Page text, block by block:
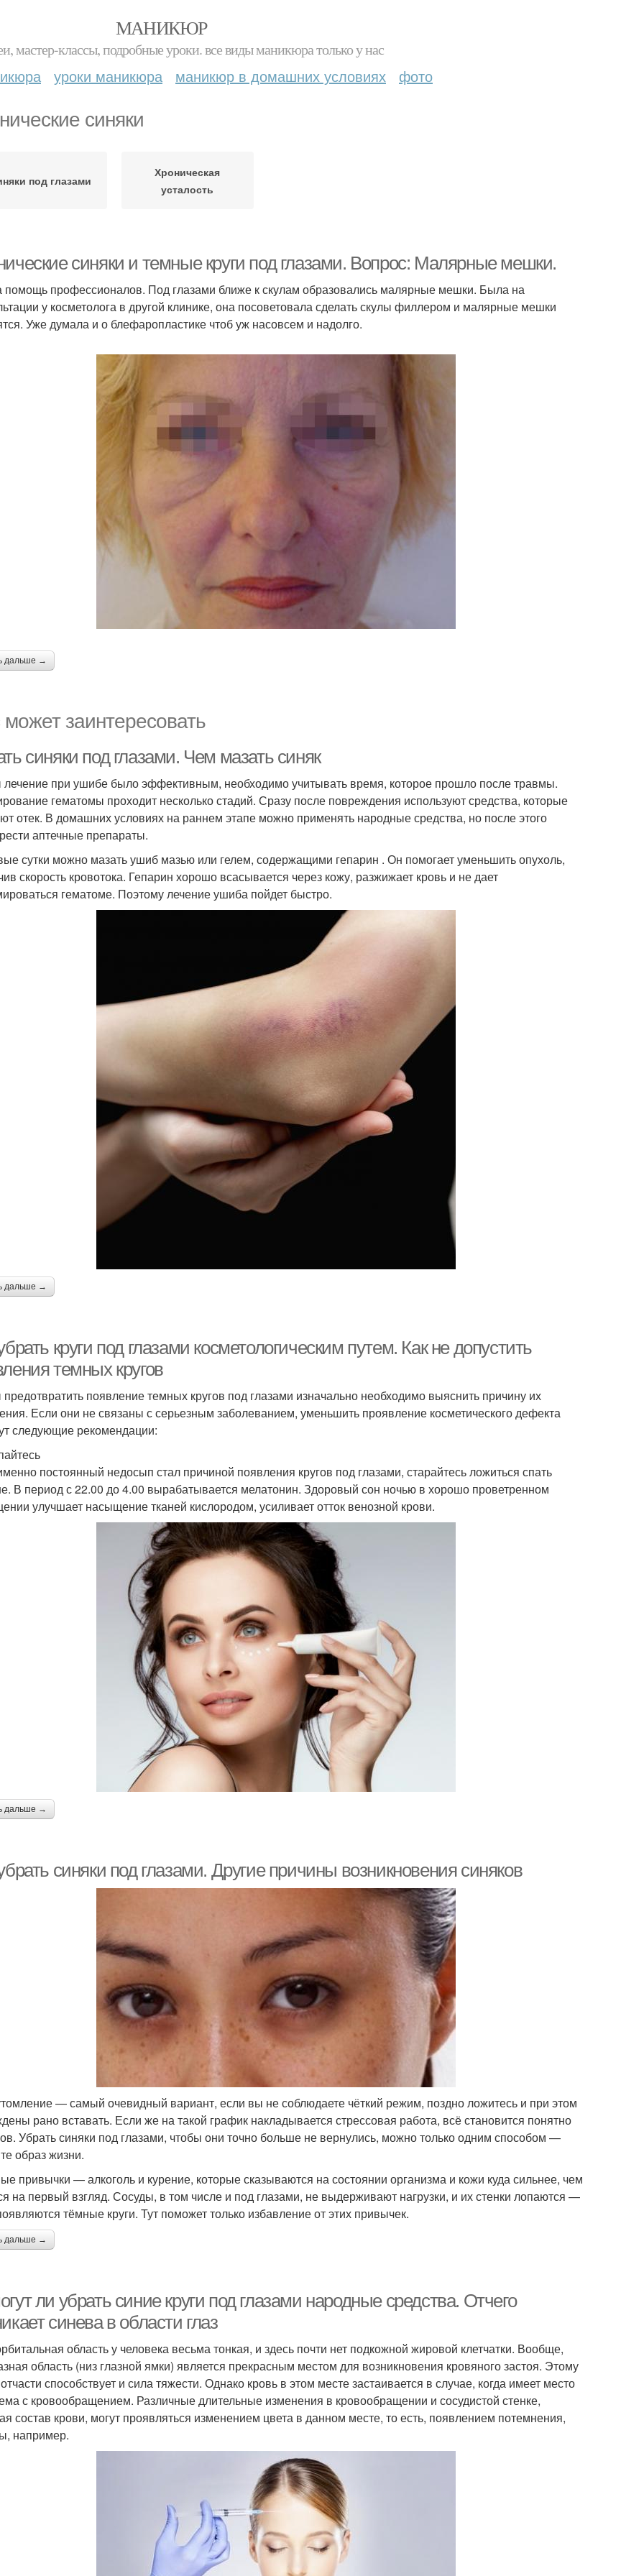
МАНИКЮР
мастер-классы, подробные уроки. все виды маникюра только у нас
уроки маникюра маникюр в домашних условиях фото
синяки
под глазами
Хроническая
усталость
синяки и темные круги под глазами. Вопрос: Малярные мешки.
помощь профессионалов. Под глазами ближе к скулам образовались малярные мешки. Была на
у косметолога в другой клинике, она посоветовала сделать скулы филлером и малярные мешки
Уже думала и о блефаропластике чтоб уж насовсем и надолго.
дальше →
заинтересовать
синяки под глазами. Чем мазать синяк
при ушибе было эффективным, необходимо учитывать время, которое прошло после травмы.
гематомы проходит несколько стадий. Сразу после повреждения используют средства, которые
отек. В домашних условиях на раннем этапе можно применять народные средства, но после этого
аптечные препараты.
сутки можно мазать ушиб мазью или гелем, содержащими гепарин . Он помогает уменьшить опухоль,
скорость кровотока. Гепарин хорошо всасывается через кожу, разжижает кровь и не дает
гематоме. Поэтому лечение ушиба пойдет быстро.
дальше →
круги под глазами косметологическим путем. Как не допустить
темных кругов
появление темных кругов под глазами изначально необходимо выяснить причину их
Если они не связаны с серьезным заболеванием, уменьшить проявление косметического дефекта
следующие рекомендации:
постоянный недосып стал причиной появления кругов под глазами, старайтесь ложиться спать
В период с 22.00 до 4.00 вырабатывается мелатонин. Здоровый сон ночью в хорошо проветренном
улучшает насыщение тканей кислородом, усиливает отток венозной крови.
дальше →
синяки под глазами. Другие причины возникновения синяков
— самый очевидный вариант, если вы не соблюдаете чёткий режим, поздно ложитесь и при этом
рано вставать. Если же на такой график накладывается стрессовая работа, всё становится понятно
Убрать синяки под глазами, чтобы они точно больше не вернулись, можно только одним способом —
образ жизни.
привычки — алкоголь и курение, которые сказываются на состоянии организма и кожи куда сильнее, чем
на первый взгляд. Сосуды, в том числе и под глазами, не выдерживают нагрузки, и их стенки лопаются —
тёмные круги. Тут поможет только избавление от этих привычек.
дальше →
ли убрать синие круги под глазами народные средства. Отчего
синева в области глаз
область у человека весьма тонкая, и здесь почти нет подкожной жировой клетчатки. Вообще,
область (низ глазной ямки) является прекрасным местом для возникновения кровяного застоя. Этому
способствует и сила тяжести. Однако кровь в этом месте застаивается в случае, когда имеет место
с кровообращением. Различные длительные изменения в кровообращении и сосудистой стенке,
состав крови, могут проявляться изменением цвета в данном месте, то есть, появлением потемнения,
например.